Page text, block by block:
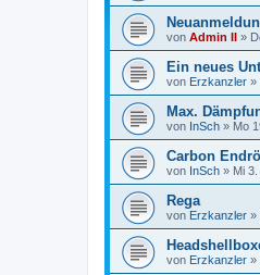
von Admin II »
Ein neues
von Erzkanzler »
Max.
von InSch » Mo
Carbon
von InSch » Mi
Rega
von Erzkanzler »
von Erzkanzler »